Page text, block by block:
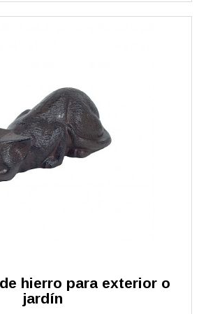
hierro para exterior o
jardín